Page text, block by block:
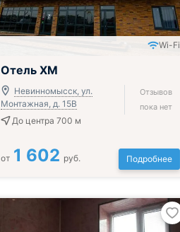
Wi-Fi
Отель ХМ
Невинномысск, ул.
Монтажная, д. 15В
До центра 700 м
Отзывов
пока нет
от 1 602 руб. Подробнее